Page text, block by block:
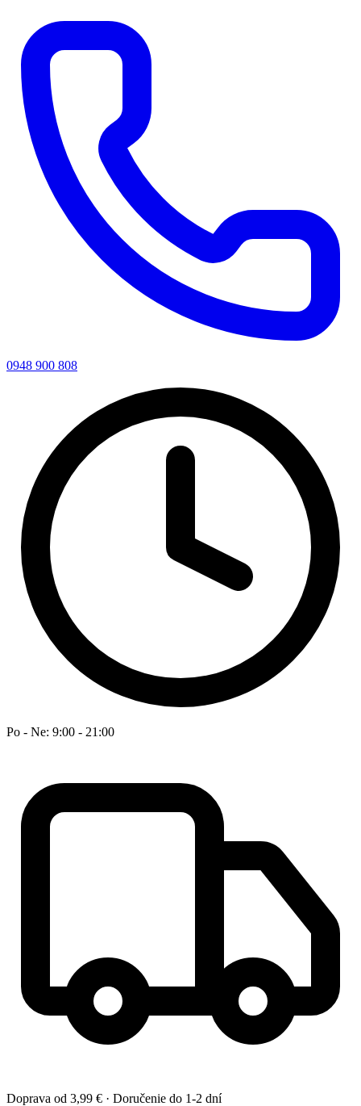
0948 900 808
Po - Ne: 9:00 - 21:00
Doprava od 3,99 € · Doručenie do 1-2 dní